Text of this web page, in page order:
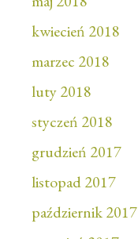
kwiecień 2018
marzec 2018
luty 2018
styczeń 2018
grudzień 2017
listopad 2017
październik 2017